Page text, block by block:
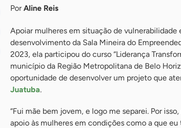
PorAline Reis
Apoiar mulheres em situação de
desenvolvimento da Sala Mineira do
2023, ela participou do curso “Liderança
município da Região Metropolitana de Belo
oportunidade de desenvolver um projeto que
Juatuba.
“Fui mãe bem jovem, e logo me separei. Por
apoio às mulheres em condições como a que